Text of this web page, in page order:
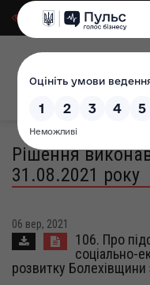
Для слабозорих|
Рішення
31.08.2021 року
06 вер, 2021
106. Про
соціально-
розвитку Болехівщини